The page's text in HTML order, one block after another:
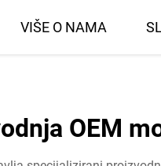
VIŠE O NAMA
OEM